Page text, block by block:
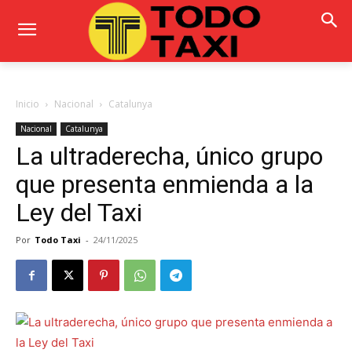
Inicio Nacional Catalunya
Nacional Catalunya
La ultraderecha, único grupo
que presenta enmienda a la
Ley del Taxi
Por Todo Taxi - 24/11/2025